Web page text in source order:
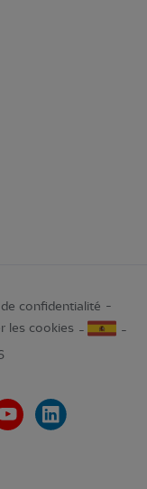
confidentialité
les cookies
les contrastes